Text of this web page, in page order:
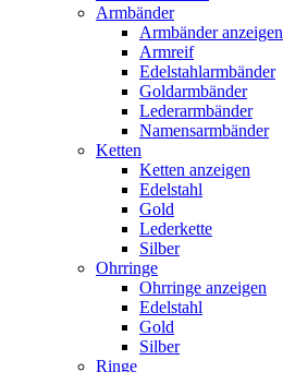
Armbänder
Armbänder anzeigen
Armreif
Edelstahlarmbänder
Goldarmbänder
Lederarmbänder
Namensarmbänder
Ketten
Ketten anzeigen
Edelstahl
Gold
Lederkette
Silber
Ohrringe
Ohrringe anzeigen
Edelstahl
Gold
Silber
Ringe